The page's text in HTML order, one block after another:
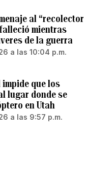
al “recolector
mientras
de la guerra
a las 10:04 p.m.
que los
lugar donde se
en Utah
a las 9:57 p.m.